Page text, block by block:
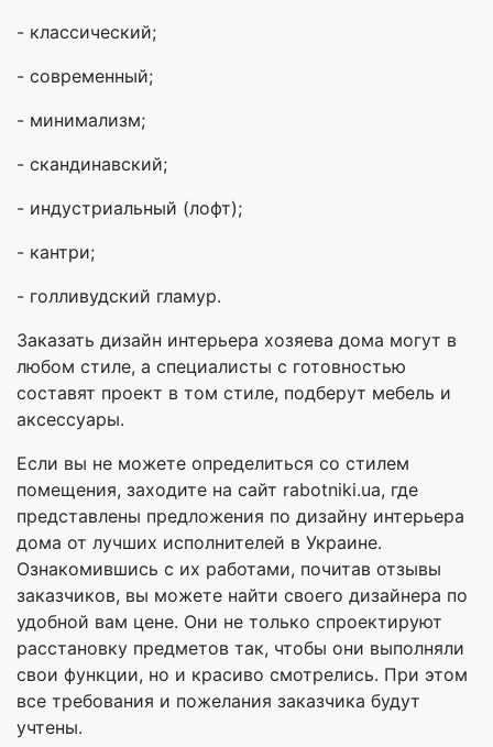
- классический;
- современный;
- минимализм;
- скандинавский;
- индустриальный (лофт);
- кантри;
- голливудский гламур.
Заказать дизайн интерьера хозяева дома могут в
любом стиле, а специалисты с готовностью
составят проект в том стиле, подберут мебель и
аксессуары.
Если вы не можете определиться со стилем
помещения, заходите на сайт rabotniki.ua, где
представлены предложения по дизайну интерьера
дома от лучших исполнителей в Украине.
Ознакомившись с их работами, почитав отзывы
заказчиков, вы можете найти своего дизайнера по
удобной вам цене. Они не только спроектируют
расстановку предметов так, чтобы они выполняли
свои функции, но и красиво смотрелись. При этом
все требования и пожелания заказчика будут
учтены.